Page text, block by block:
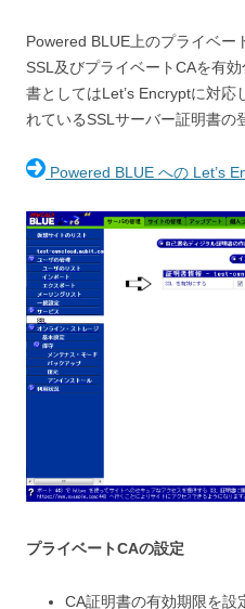
Powered BLUE上のプライベー
SSL及びプライベートCAを有
書としてはLet’s Encryptに対応
れているSSLサーバー証明書の
Powered BLUE への Let’s
プライベートCAの設定
CA証明書の有効期限を設